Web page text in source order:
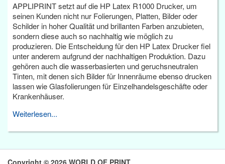
APPLIPRINT setzt auf die HP Latex R1000 Drucker, um
seinen Kunden nicht nur Folierungen, Platten, Bilder oder
Schilder in hoher Qualität und brillanten Farben anzubieten,
sondern diese auch so nachhaltig wie möglich zu
produzieren. Die Entscheidung für den HP Latex Drucker fiel
unter anderem aufgrund der nachhaltigen Produktion. Dazu
gehören auch die wasserbasierten und geruchsneutralen
Tinten, mit denen sich Bilder für Innenräume ebenso drucken
lassen wie Glasfolierungen für Einzelhandelsgeschäfte oder
Krankenhäuser.
Weiterlesen...